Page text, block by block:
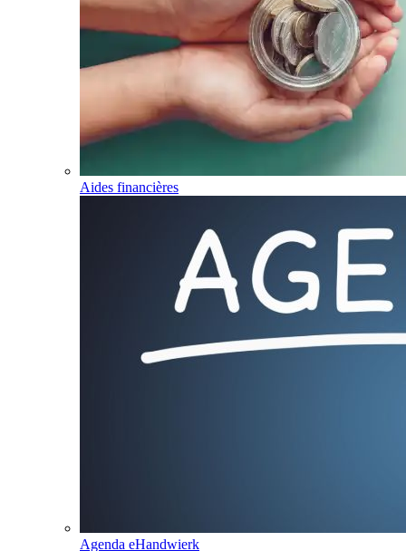
Aides financières
Agenda eHandwierk